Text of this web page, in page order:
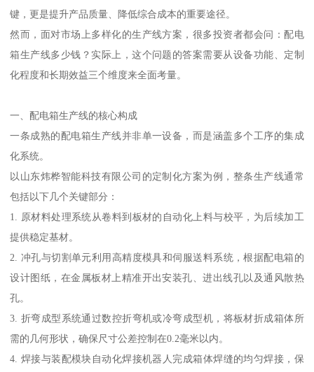
键，更是提升产品质量、降低综合成本的重要途径。
然而，面对市场上多样化的生产线方案，很多投资者都会问：配电
箱生产线多少钱？实际上，这个问题的答案需要从设备功能、定制
化程度和长期效益三个维度来全面考量。
一、配电箱生产线的核心构成
一条成熟的配电箱生产线并非单一设备，而是涵盖多个工序的集成
化系统。
以山东炜桦智能科技有限公司的定制化方案为例，整条生产线通常
包括以下几个关键部分：
1. 原材料处理系统从卷料到板材的自动化上料与校平，为后续加工
提供稳定基材。
2. 冲孔与切割单元利用高精度模具和伺服送料系统，根据配电箱的
设计图纸，在金属板材上精准开出安装孔、进出线孔以及通风散热
孔。
3. 折弯成型系统通过数控折弯机或冷弯成型机，将板材折成箱体所
需的几何形状，确保尺寸公差控制在0.2毫米以内。
4. 焊接与装配模块自动化焊接机器人完成箱体焊缝的均匀焊接，保